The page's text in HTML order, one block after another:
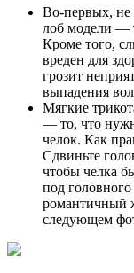
Во-первых, не
лоб модели —
Кроме того,
вреден для
грозит
выпадения
Мягкие
— то, что
челок. Как
Сдвиньте
чтобы челка
под
романтичный
следующем